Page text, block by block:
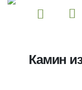
Камин